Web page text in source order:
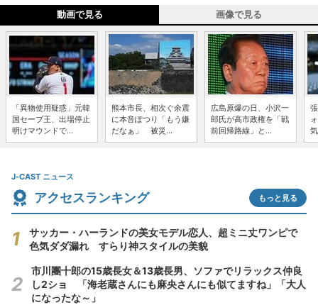
動画で見る 画像で見る
「異物使用疑惑」元韓
国セーブ王、出場停止
明けマウンドで...
熊本市長、相次ぐ余震
に本音ぽつり「もう嫌
だなぁ」 被災...
広島原爆の日、小沢一
郎氏が高市政権を「戦
前回帰路線」と...
J-CAST ニュース
アクセスランキング もっと見る
サッカー・ハーランドの美女モデル恋人、超ミニ丈ワンピで
色気ダダ漏れ すらり神スタイルの美貌
市川團十郎の15歳長女＆13歳長男、ソファでリラックス仲良
し2ショ 「海老蔵さんにも麻央さんにも似てますね」「大人
になったな～」